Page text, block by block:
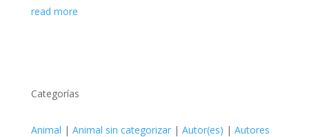
read more
Categorías
Animal | Animal sin categorizar| Autor(es) | Autores